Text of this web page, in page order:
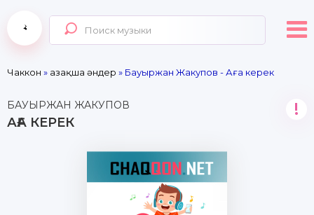
Чаккон » Қазақша әндер » Бауыржан Жакупов - Аға керек
БАУЫРЖАН ЖАКУПОВ
АҒА КЕРЕК
!